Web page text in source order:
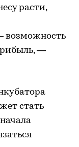
расти,
возможность
—
стать